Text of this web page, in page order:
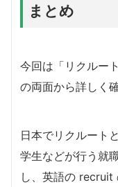
まとめ
今回は「リクルー
の両面から詳しく
日本でリクルート
学生などが行う就
し、英語の recruit